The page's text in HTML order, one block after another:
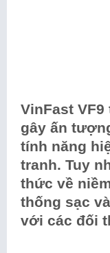
VinFast VF9
gây ấn
tính năng
tranh. Tuy
thức về
thống sạc
với các đối